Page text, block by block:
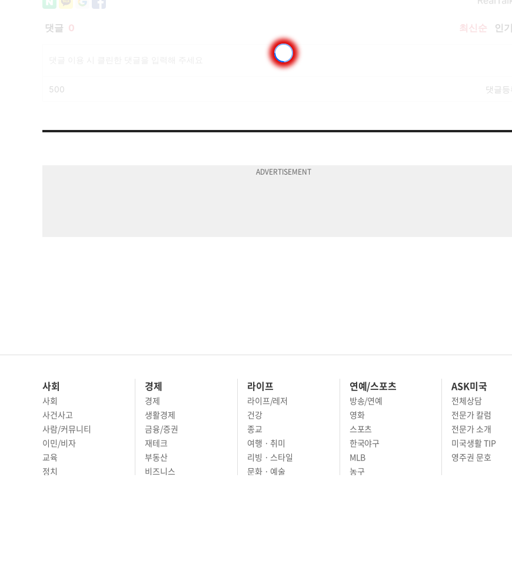
사회
사회
사건사고
사람/커뮤니티
이민/비자
경제
경제
생활경제
금융/증권
재테크
라이프
라이프/레저
건강
종교
여행 · 취미
연예/스포츠
방송/연예
영화
스포츠
한국야구
ASK미국
전체상담
전문가 칼럼
전문가 소개